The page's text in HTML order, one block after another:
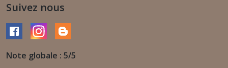
Suivez nous
Note globale : 5/5